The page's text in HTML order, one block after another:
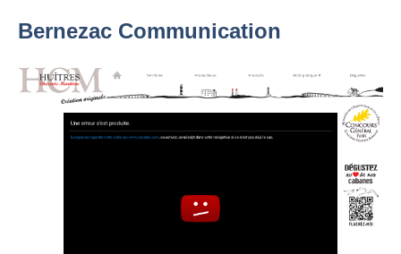
Bernezac Communication